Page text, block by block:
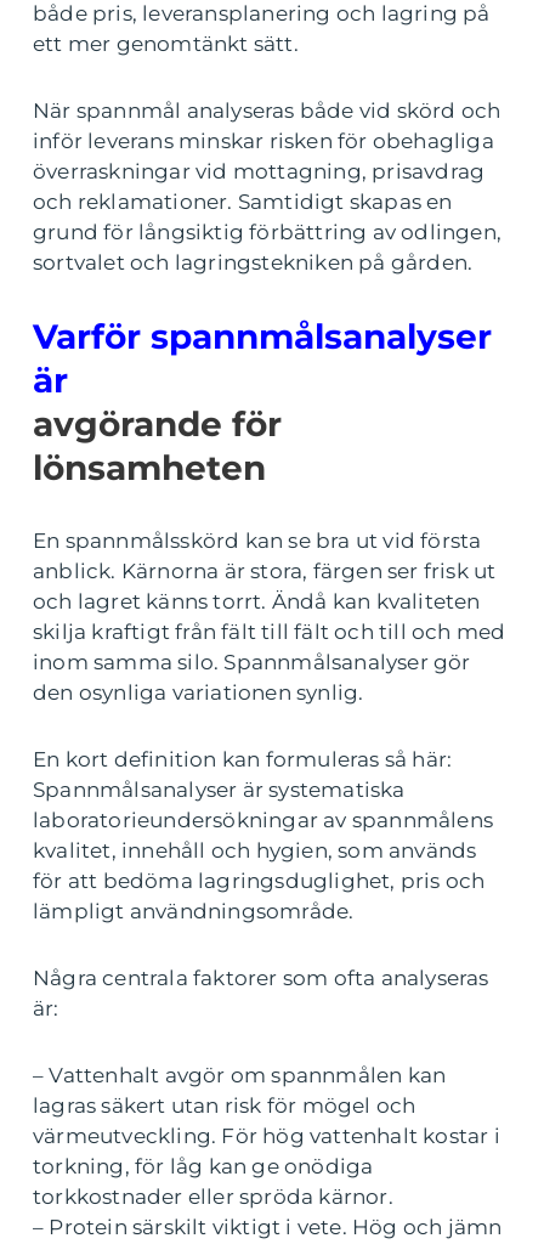
både pris, leveransplanering och lagring på
ett mer genomtänkt sätt.
När spannmål analyseras både vid skörd och
inför leverans minskar risken för obehagliga
överraskningar vid mottagning, prisavdrag
och reklamationer. Samtidigt skapas en
grund för långsiktig förbättring av odlingen,
sortvalet och lagringstekniken på gården.
Varför spannmålsanalyser
är
avgörande för
lönsamheten
En spannmålsskörd kan se bra ut vid första
anblick. Kärnorna är stora, färgen ser frisk ut
och lagret känns torrt. Ändå kan kvaliteten
skilja kraftigt från fält till fält och till och med
inom samma silo. Spannmålsanalyser gör
den osynliga variationen synlig.
En kort definition kan formuleras så här:
Spannmålsanalyser är systematiska
laboratorieundersökningar av spannmålens
kvalitet, innehåll och hygien, som används
för att bedöma lagringsduglighet, pris och
lämpligt användningsområde.
Några centrala faktorer som ofta analyseras
är:
– Vattenhalt avgör om spannmålen kan
lagras säkert utan risk för mögel och
värmeutveckling. För hög vattenhalt kostar i
torkning, för låg kan ge onödiga
torkkostnader eller spröda kärnor.
– Protein särskilt viktigt i vete. Hög och jämn